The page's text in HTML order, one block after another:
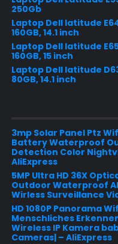
250Gb
Laptop Dell latitude
160GB, 14.1 inch
Laptop Dell latitude
160GB, 15 inch
Laptop Dell latitude
80GB, 14.1 inch
3mp Solar Panel Ptz
Battery Waterproof
Detection Color
AliExpress
5MP Ultra HD 36X
Outdoor Waterproof AI
Wirless Surveillance
HD 1080P Panorama
Menschliches
Wireless IP Kamera
Cameras| – AliExpress